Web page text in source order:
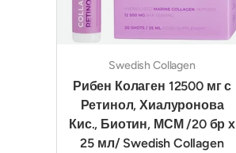
Swedish Collagen
Рибен Колаген 12500 мг с
Ретинол, Хиалуронова
Кис., Биотин, МСМ /20 бр х
25 мл/ Swedish Collagen